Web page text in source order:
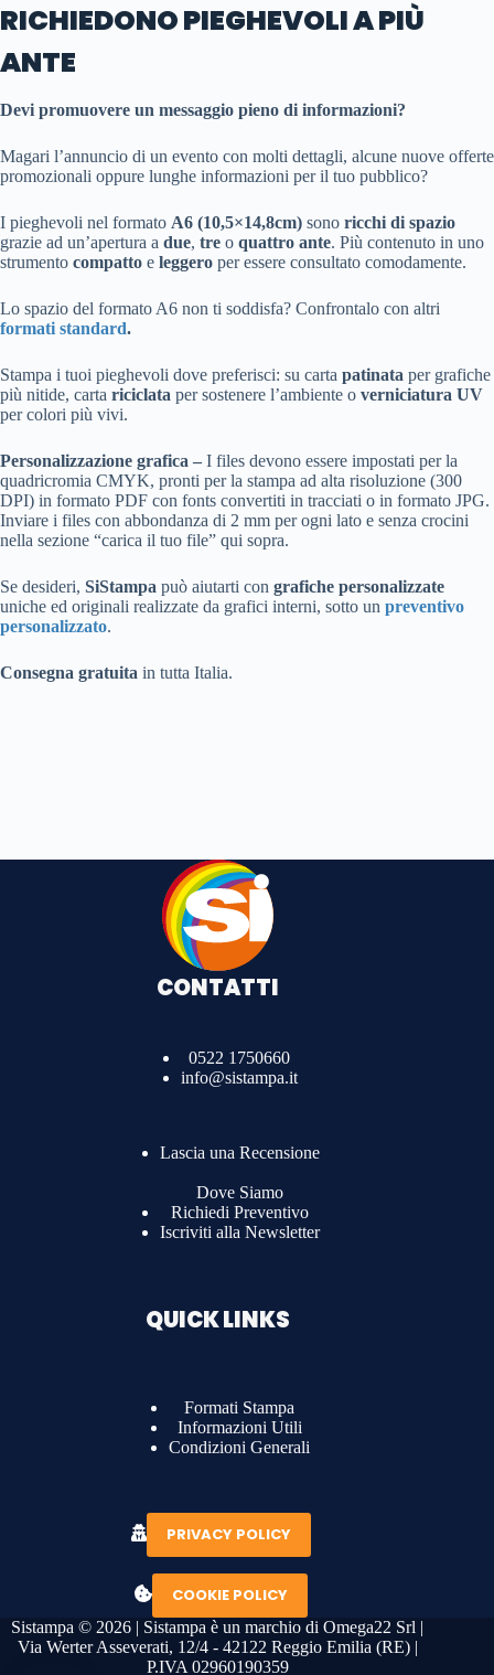
RICHIEDONO PIEGHEVOLI A PIÙ
ANTE
Devi promuovere un messaggio pieno di informazioni?
Magari l’annuncio di un evento con molti dettagli, alcune nuove offerte
promozionali oppure lunghe informazioni per il tuo pubblico?
I pieghevoli nel formato A6 (10,5×14,8cm) sono ricchi di spazio
grazie ad un’apertura a due, tre o quattro ante. Più contenuto in uno
strumento compatto e leggero per essere consultato comodamente.
Lo spazio del formato A6 non ti soddisfa? Confrontalo con altri
formati standard.
Stampa i tuoi pieghevoli dove preferisci: su carta patinata per grafiche
più nitide, carta riciclata per sostenere l’ambiente o verniciatura UV
per colori più vivi.
Personalizzazione grafica – I files devono essere impostati per la
quadricromia CMYK, pronti per la stampa ad alta risoluzione (300
DPI) in formato PDF con fonts convertiti in tracciati o in formato JPG.
Inviare i files con abbondanza di 2 mm per ogni lato e senza crocini
nella sezione “carica il tuo file” qui sopra.
Se desideri, SiStampa può aiutarti con grafiche personalizzate
uniche ed originali realizzate da grafici interni, sotto un preventivo
personalizzato.
Consegna gratuita in tutta Italia.
CONTATTI
0522 1750660
info@sistampa.it
Lascia una Recensione
Dove Siamo
Richiedi Preventivo
Iscriviti alla Newsletter
QUICK LINKS
Formati Stampa
Informazioni Utili
Condizioni Generali
PRIVACY POLICY
COOKIE POLICY
Sistampa © 2026 | Sistampa è un marchio di Omega22 Srl |
Via Werter Asseverati, 12/4 - 42122 Reggio Emilia (RE) |
P.IVA 02960190359